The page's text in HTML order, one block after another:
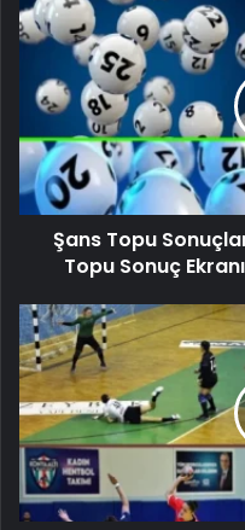
Şans Topu
Topu Sonuç